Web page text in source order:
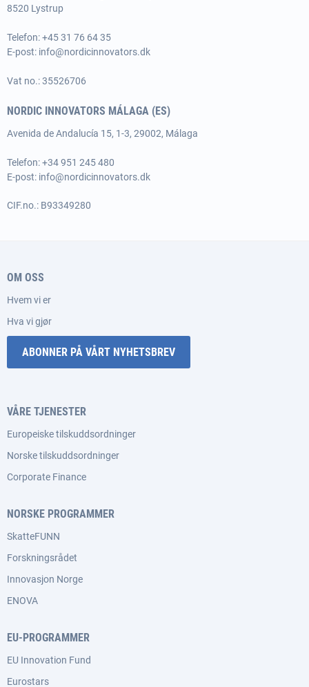
8520 Lystrup
Telefon:+45 31 76 64 35
E-post: info@nordicinnovators.dk
Vat no.: 35526706
NORDIC INNOVATORS MÁLAGA (ES)
Avenida de Andalucía 15, 1-3, 29002, Málaga
Telefon: +34 951 245 480
E-post: info@nordicinnovators.dk
CIF.no.: B93349280
OM OSS
Hvem vi er
Hva vi gjør
ABONNER PÅ VÅRT NYHETSBREV
VÅRE TJENESTER
Europeiske tilskuddsordninger
Norske tilskuddsordninger
Corporate Finance
NORSKE PROGRAMMER
SkatteFUNN
Forskningsrådet
Innovasjon Norge
ENOVA
EU-PROGRAMMER
EU Innovation Fund
Eurostars